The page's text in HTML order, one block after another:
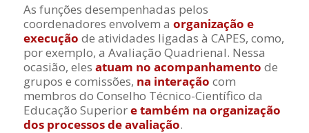
As funções desempenhadas pelos
coordenadores envolvem a organização e
execução de atividades ligadas à CAPES, como,
por exemplo, a Avaliação Quadrienal. Nessa
ocasião, eles atuam no acompanhamento de
grupos e comissões, na interação com
membros do Conselho Técnico-Científico da
Educação Superiore também na organização
dos processos de avaliação.